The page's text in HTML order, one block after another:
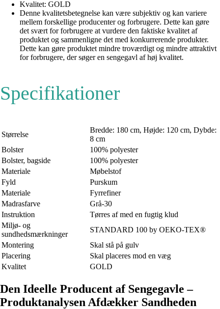
Kvalitet: GOLD
Denne kvalitetsbetegnelse kan være subjektiv og kan variere
mellem forskellige producenter og forbrugere. Dette kan gøre
det svært for forbrugere at vurdere den faktiske kvalitet af
produktet og sammenligne det med konkurrerende produkter.
Dette kan gøre produktet mindre troværdigt og mindre attraktivt
for forbrugere, der søger en sengegavl af høj kvalitet.
Specifikationer
Størrelse
Bredde: 180 cm, Højde: 120 cm, Dybde:
8 cm
Bolster
100% polyester
Bolster, bagside
100% polyester
Materiale
Møbelstof
Fyld
Purskum
Materiale
Fyrrefiner
Madrasfarve
Grå-30
Instruktion
Tørres af med en fugtig klud
Miljø- og
sundhedsmærkninger
STANDARD 100 by OEKO-TEX®
Montering
Skal stå på gulv
Placering
Skal placeres mod en væg
Kvalitet
GOLD
Den Ideelle Producent af Sengegavle –
Produktanalysen Afdækker Sandheden